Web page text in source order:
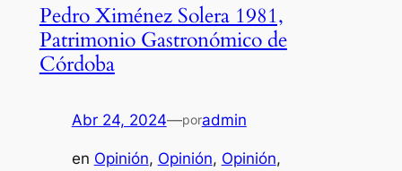
Pedro Ximénez Solera 1981,
Patrimonio Gastronómico de
Córdoba
Abr 24, 2024—poradmin
en Opinión, Opinión, Opinión